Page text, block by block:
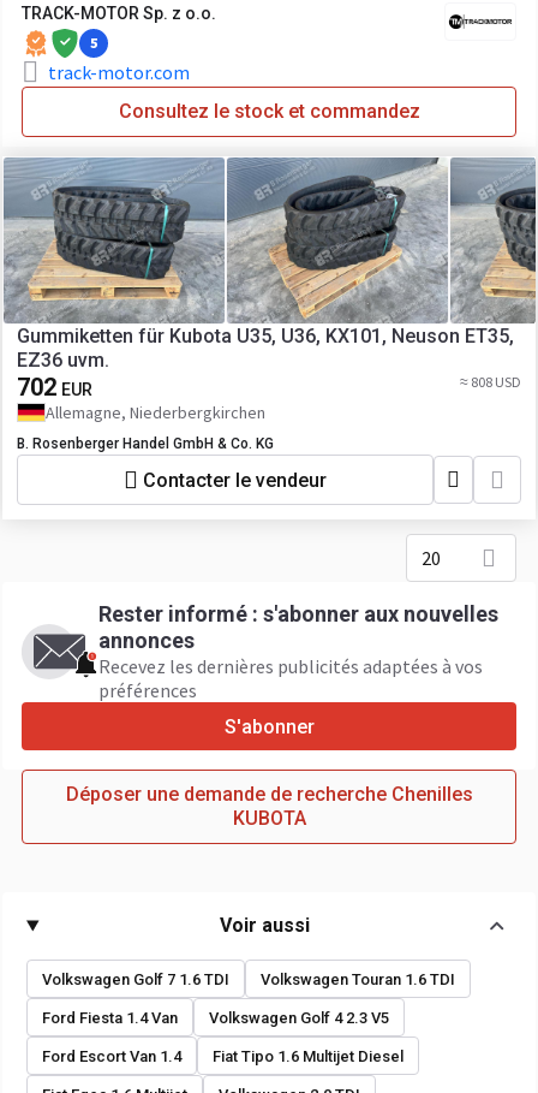
TRACK-MOTOR Sp. z o.o.
5
track-motor.com
Consultez le stock et commandez
Gummiketten für Kubota U35, U36, KX101, Neuson ET35,
EZ36 uvm.
702 EUR ≈ 808 USD
Allemagne, Niederbergkirchen
B. Rosenberger Handel GmbH & Co. KG
Contacter le vendeur
20
Rester informé : s'abonner aux nouvelles
annonces
Recevez les dernières publicités adaptées à vos
préférences
S'abonner
Déposer une demande de recherche Chenilles
KUBOTA
Voir aussi
Volkswagen Golf 7 1.6 TDI Volkswagen Touran 1.6 TDI
Ford Fiesta 1.4 Van Volkswagen Golf 4 2.3 V5
Ford Escort Van 1.4 Fiat Tipo 1.6 Multijet Diesel